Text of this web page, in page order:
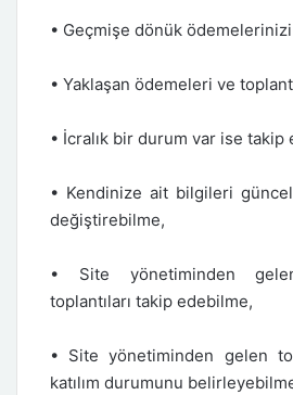
• Geçmişe dönük
• Yaklaşan ödemeleri ve
• İcralık bir durum var ise takip
• Kendinize ait bilgileri
değiştirebilme,
• Site yönetiminden
toplantıları takip edebilme,
• Site yönetiminden gelen
katılım durumunu